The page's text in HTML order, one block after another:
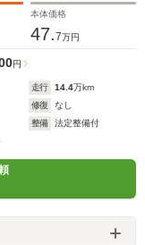
本体価格
47.7万円
円
走行 14.4万km
修復
なし
整備
法定整備付